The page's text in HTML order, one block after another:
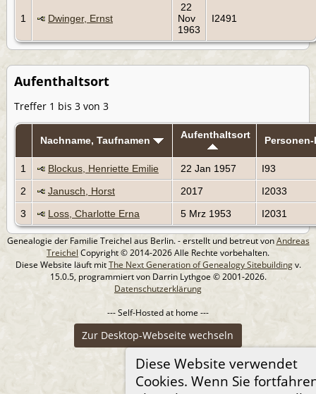
Diese Website verwendet
Cookies. Wenn Sie
1 Dwinger, Ernst
22
Nov
1963
I2491
Aufenthaltsort
Treffer 1 bis 3 von 3
Nachname, Taufnamen Aufenthaltsort
1 Blockus, Henriette Emilie 22 Jan 1957
I93
2
Janusch, Horst 2017
I2033
3
Loss, Charlotte Erna 5 Mrz 1953 I2031
Genealogie der Familie Treichel aus Berlin. - erstellt und betreut vonAndreas
Treichel Copyright © 2014-2026 Alle Rechte vorbehalten.
Diese Website läuft mitThe Next Generation of Genealogy Sitebuildingv.
15.0.5, programmiert von Darrin Lythgoe © 2001-2026.
Datenschutzerklärung
--- Self-Hosted at home ---
Zur Desktop-Webseite wechseln